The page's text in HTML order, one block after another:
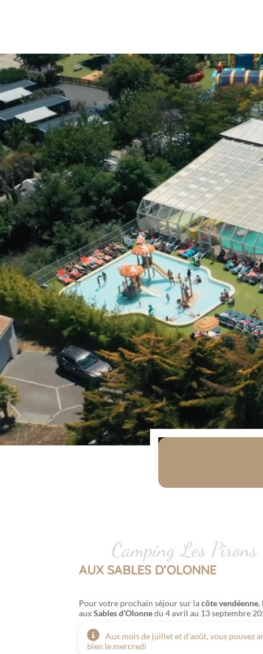
Camping Les Pirons
AUX SABLES D’OLONNE
Pour votre prochain séjour sur lacôte vendéenne,
auxSables d’Olonnedu 4 avril au 13 septembre
Aux mois de juillet et d’août, vous pouvez
bien le mercredi